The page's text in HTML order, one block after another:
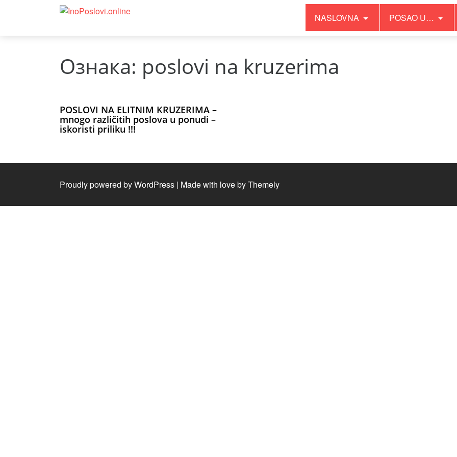
NASLOVNA POSAO U…
Ознака: poslovi na kruzerima
POSLOVI NA ELITNIM KRUZERIMA –
mnogo različitih poslova u ponudi –
iskoristi priliku !!!
Proudly powered by WordPress | Made with love byThemely